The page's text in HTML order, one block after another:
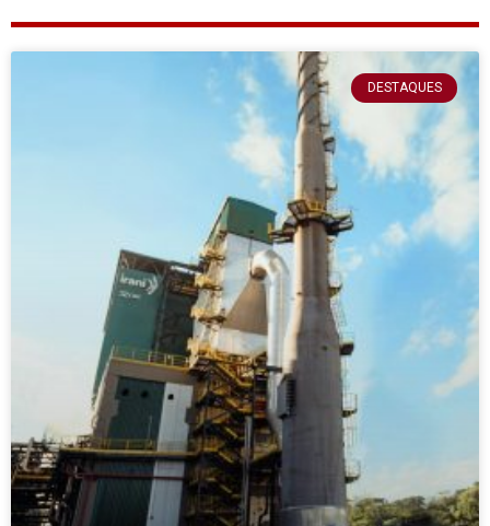
DESTAQUES